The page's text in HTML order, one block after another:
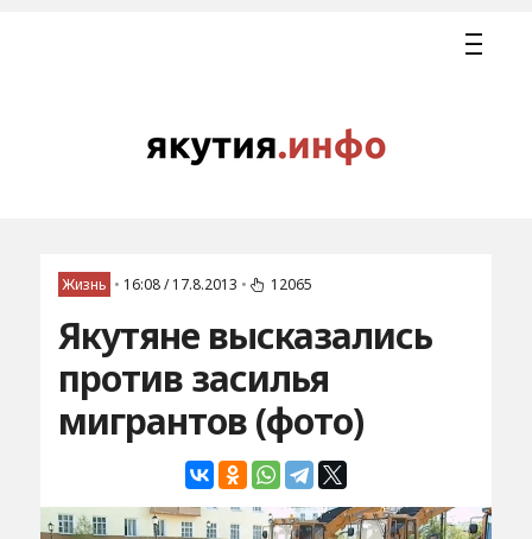
Жизнь • 16:08 / 17.8.2013 • 12065
Якутяне высказались
против засилья
мигрантов (фото)